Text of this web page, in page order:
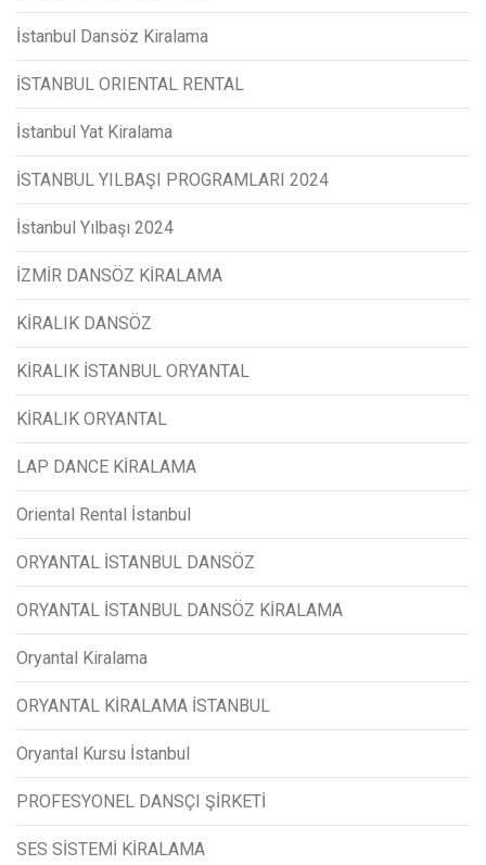
İstanbul Dansöz Kiralama
İSTANBUL ORIENTAL RENTAL
İstanbul Yat Kiralama
İSTANBUL YILBAŞI PROGRAMLARI 2024
İstanbul Yılbaşı 2024
İZMİR DANSÖZ KİRALAMA
KİRALIK DANSÖZ
KİRALIK İSTANBUL ORYANTAL
KİRALIK ORYANTAL
LAP DANCE KİRALAMA
Oriental Rental İstanbul
ORYANTAL İSTANBUL DANSÖZ
ORYANTAL İSTANBUL DANSÖZ KİRALAMA
Oryantal Kiralama
ORYANTAL KİRALAMA İSTANBUL
Oryantal Kursu İstanbul
PROFESYONEL DANSÇI ŞİRKETİ
SES SİSTEMİ KİRALAMA